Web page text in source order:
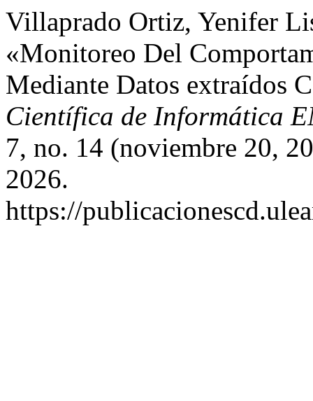
Villaprado Ortiz, Yenifer
«Monitoreo Del
Mediante Datos extraídos
Científica de Informática
7, no. 14 (noviembre 20,
2026.
https://